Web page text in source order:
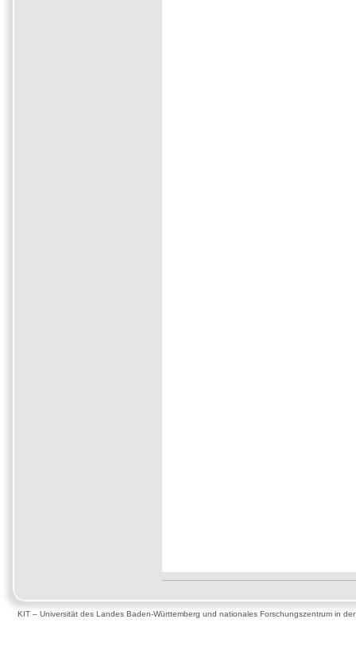
KIT – Universität des Landes Baden-Württemberg und nationales Forschungszentrum in